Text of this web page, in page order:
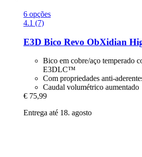
6 opções
4.1 (7)
E3D Bico Revo ObXidian
Bico em cobre/aço temperado
E3DLC™
Com propriedades anti-
Caudal volumétrico aumentado
€ 75,99
Entrega até 18. agosto